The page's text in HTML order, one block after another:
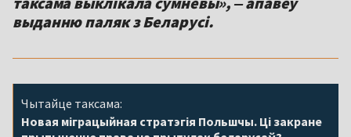
выданню паляк з Беларусі.
Чытайце таксама:
Новая міграцыйная стратэгія Польшчы. Ці закране